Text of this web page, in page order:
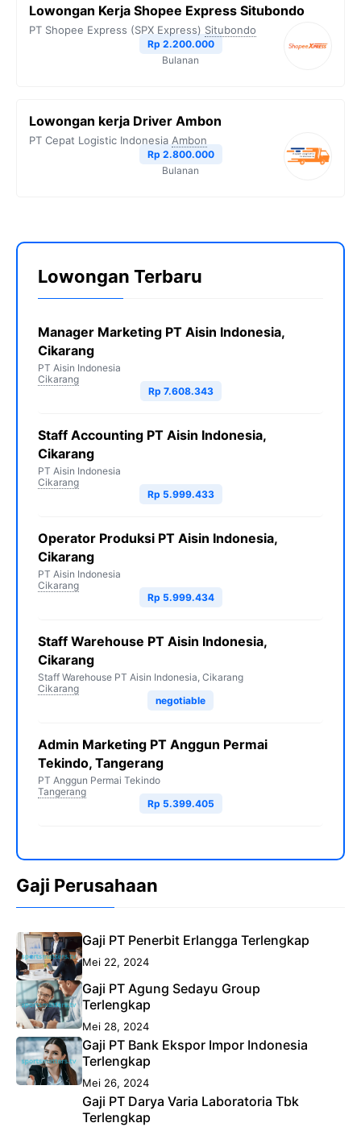
Lowongan Kerja Shopee Express Situbondo
PT Shopee Express (SPX Express) Situbondo
Rp 2.200.000
Bulanan
Lowongan kerja Driver Ambon
PT Cepat Logistic Indonesia Ambon
Rp 2.800.000
Bulanan
Lowongan Terbaru
Manager Marketing PT Aisin Indonesia,
Cikarang
PT Aisin Indonesia
Cikarang
Rp 7.608.343
Staff Accounting PT Aisin Indonesia,
Cikarang
PT Aisin Indonesia
Cikarang
Rp 5.999.433
Operator Produksi PT Aisin Indonesia,
Cikarang
PT Aisin Indonesia
Cikarang
Rp 5.999.434
Staff Warehouse PT Aisin Indonesia,
Cikarang
Staff Warehouse PT Aisin Indonesia, Cikarang
Cikarang
negotiable
Admin Marketing PT Anggun Permai
Tekindo, Tangerang
PT Anggun Permai Tekindo
Tangerang
Rp 5.399.405
Gaji Perusahaan
Gaji PT Penerbit Erlangga Terlengkap
Mei 22, 2024
Gaji PT Agung Sedayu Group
Terlengkap
Mei 28, 2024
Gaji PT Bank Ekspor Impor Indonesia
Terlengkap
Mei 26, 2024
Gaji PT Darya Varia Laboratoria Tbk
Terlengkap